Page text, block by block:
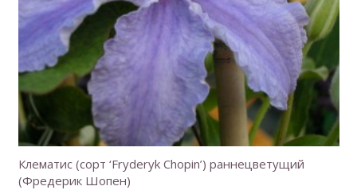
Клематис (сорт ‘Fryderyk Chopin’) раннецветущий
(Фредерик Шопен)